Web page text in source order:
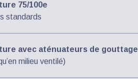
75/100e
standards
avec aténuateurs de gouttage
milieu ventilé)